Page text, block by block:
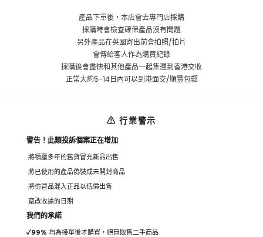
產品下單後，本店會去專門店採購
採購時會檢查確保產品沒有問題
另外產品在英國寄出前會拍照/拍片
會傳給客人作為購買紀錄
採購後會盡快和其他產品一起集運到香港交收
正常大約5-14日內可以到港面交/順豐包郵
⚠ 行業警示
警告！此類投訴個案正在增加
將積壓多年的舊貨冒充新品出售
將已使用的產品偽裝成未開封商品
將仿冒品混入正品以低價出售
竄改收據的日期
我們的承諾
✓99% 均為接單後才購買，絕無販售二手商品